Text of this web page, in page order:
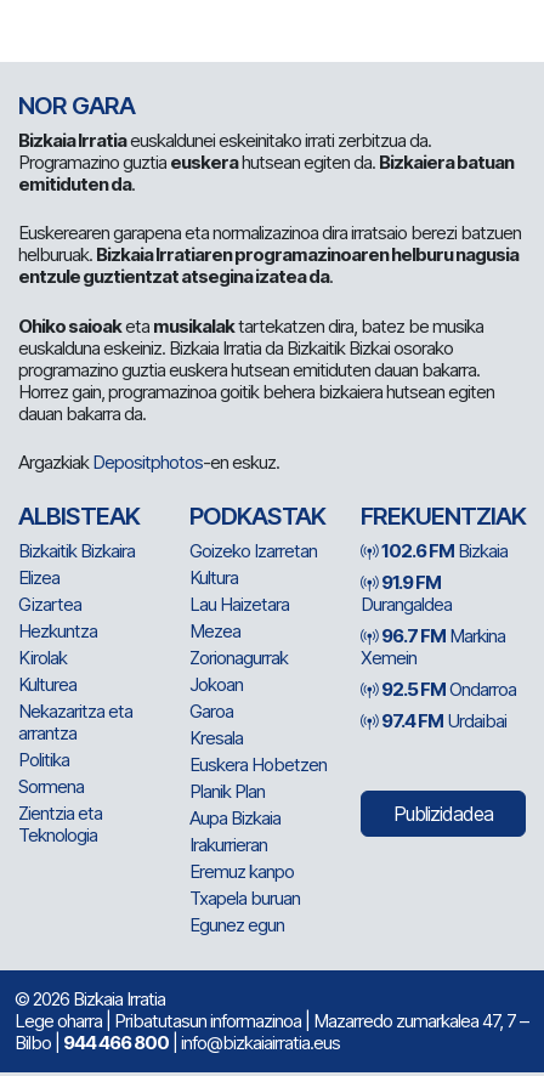
NOR GARA
Bizkaia Irratiaeuskaldunei eskeinitako irrati zerbitzua da.
Programazino guztia euskerahutsean egiten da. Bizkaiera batuan
emitiduten da.
Euskerearen garapena eta normalizazinoa dira irratsaio berezi batzuen
helburuak. Bizkaia Irratiaren programazinoaren helburu nagusia
entzule guztientzat atsegina izatea da.
Ohiko saioaketa musikalaktartekatzen dira, batez be musika
euskalduna eskeiniz. Bizkaia Irratia da Bizkaitik Bizkai osorako
programazino guztia euskera hutsean emitiduten dauan bakarra.
Horrez gain, programazinoa goitik behera bizkaiera hutsean egiten
dauan bakarra da.
ArgazkiakDepositphotos-en eskuz.
ALBISTEAK
Bizkaitik Bizkaira
Elizea
Gizartea
Hezkuntza
Kirolak
Kulturea
Nekazaritza eta
arrantza
Politika
Sormena
Zientzia eta
Teknologia
PODKASTAK
Goizeko Izarretan
Kultura
Lau Haizetara
Mezea
Zorionagurrak
Jokoan
Garoa
Kresala
Euskera Hobetzen
Planik Plan
Aupa Bizkaia
Irakurrieran
Eremuz kanpo
Txapela buruan
Egunez egun
FREKUENTZIAK
102.6 FM Bizkaia
91.9 FM
Durangaldea
96.7 FM Markina
Xemein
92.5 FMOndarroa
97.4 FM Urdaibai
Publizidadea
© 2026 Bizkaia Irratia
Lege oharra Pribatutasun informazinoa | Mazarredo zumarkalea 47, 7 –
Bilbo | 944 466 800 | info@bizkaiairratia.eus